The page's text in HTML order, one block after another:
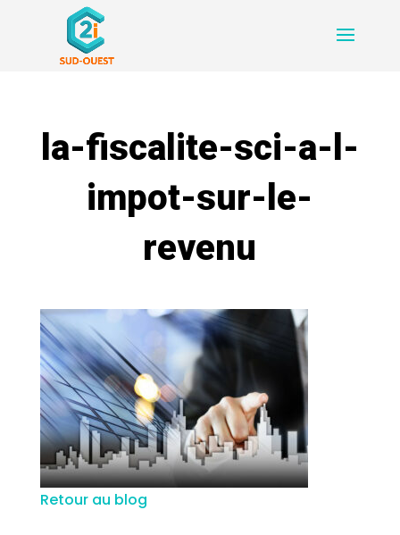
la-fiscalite-sci-a-l-
impot-sur-le-
revenu
Retour au blog